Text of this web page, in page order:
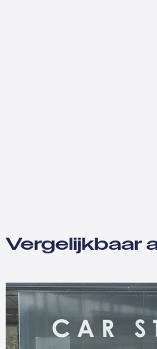
Vergelijkbaar